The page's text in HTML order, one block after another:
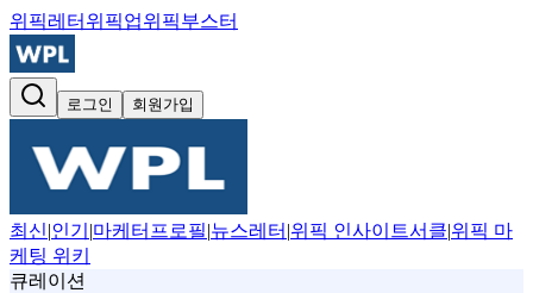
위픽레터 위픽업위픽부스터
로그인 회원가입
최신|인기 |마케터프로필|뉴스레터 |위픽 인사이트서클|위픽 마
케팅 위키
큐레이션